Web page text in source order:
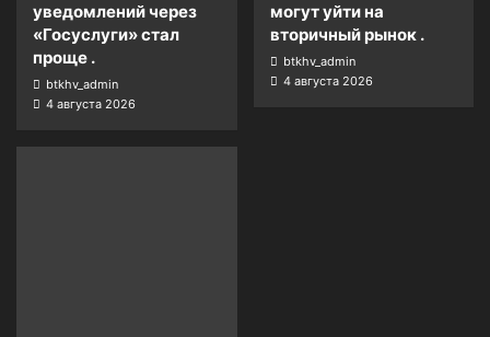
уведомлений через
«Госуслуги» стал
проще .
btkhv_admin
4 августа 2026
могут уйти на
вторичный рынок .
btkhv_admin
4 августа 2026